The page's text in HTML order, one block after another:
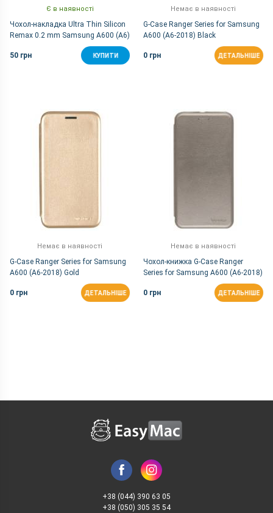
Є в наявності
Чохол-накладка Ultra Thin Silicon
Remax 0.2 mm Samsung A600 (A6)
50 грн
КУПИТИ
Немає в наявності
G-Case Ranger Series for Samsung
A600 (A6-2018) Black
0 грн ДЕТАЛЬНІШЕ
Немає в наявності
G-Case Ranger Series for Samsung
A600 (A6-2018) Gold
0 грн ДЕТАЛЬНІШЕ
Немає в наявності
Чохол-книжка G-Case Ranger
Series for Samsung A600 (A6-2018)
0 грн
ДЕТАЛЬНІШЕ
+38 (044) 390 63 05
+38 (050) 305 35 54